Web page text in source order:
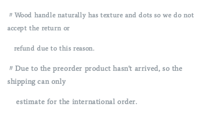
〃Wood handle naturally has texture and dots so we do not
accept the return or
refund due to this reason.
〃Due to the preorder product hasn't arrived, so the
shipping can only
estimate for the international order.